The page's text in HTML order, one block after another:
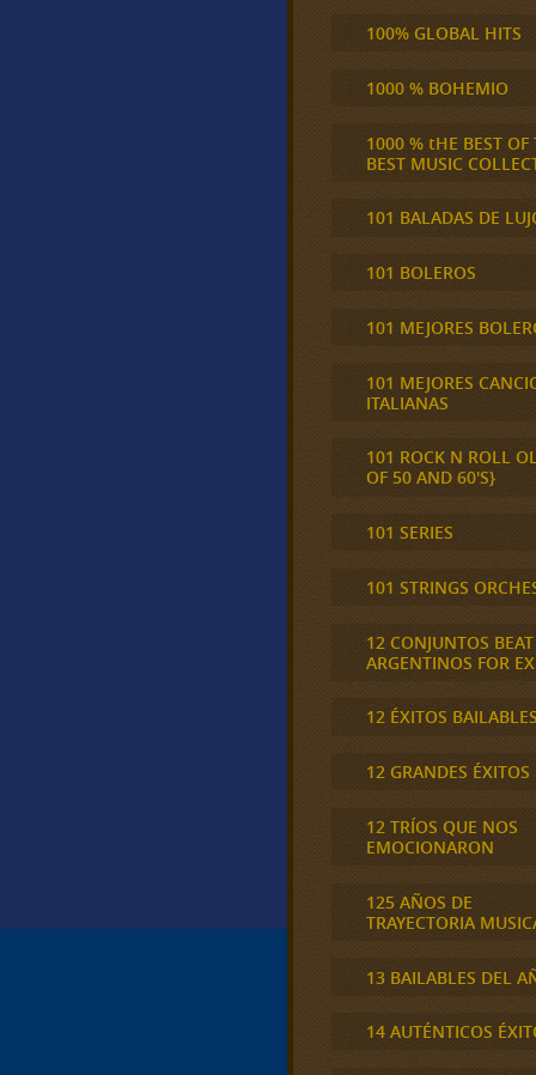
100% GLOBAL HITS
1000 % BOHEMIO
1000 % tHE BEST OF
BEST MUSIC
101 BALADAS DE
101 BOLEROS
101 MEJORES
101 MEJORES
ITALIANAS
101 ROCK N ROLL
OF 50 AND 60'S}
101 SERIES
101 STRINGS
12 CONJUNTOS BEAT
ARGENTINOS FOR
12 ÉXITOS
12 GRANDES ÉXITOS
12 TRÍOS QUE NOS
EMOCIONARON
125 AÑOS DE
TRAYECTORIA
13 BAILABLES DEL
14 AUTÉNTICOS